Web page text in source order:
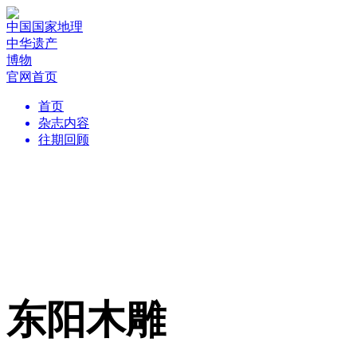
中国国家地理
中华遗产
博物
官网首页
首页
杂志内容
往期回顾
东阳木雕